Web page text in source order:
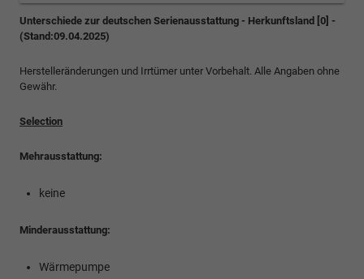
Unterschiede zur deutschen Serienausstattung - Herkunftsland [0] -
(Stand:09.04.2025)
Herstelleränderungen und Irrtümer unter Vorbehalt. Alle Angaben ohne
Gewähr.
Selection
Mehrausstattung:
keine
Minderausstattung:
Wärmepumpe